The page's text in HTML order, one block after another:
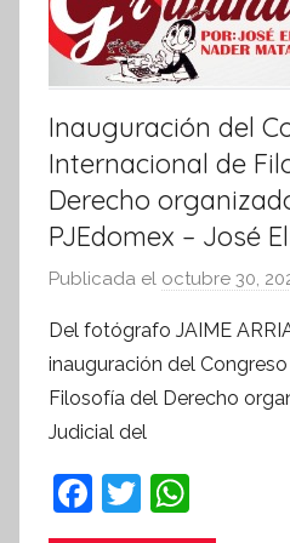
Inauguración del
Internacional de
Derecho
PJEdomex – José
Publicada el octubre 30,
Del fotógrafo JAIME
inauguración del
Filosofía del Derecho
Judicial del
F
a
T
w h